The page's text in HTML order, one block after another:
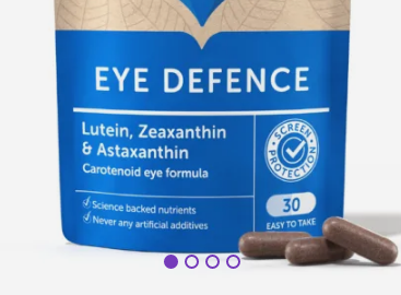
Seuraava